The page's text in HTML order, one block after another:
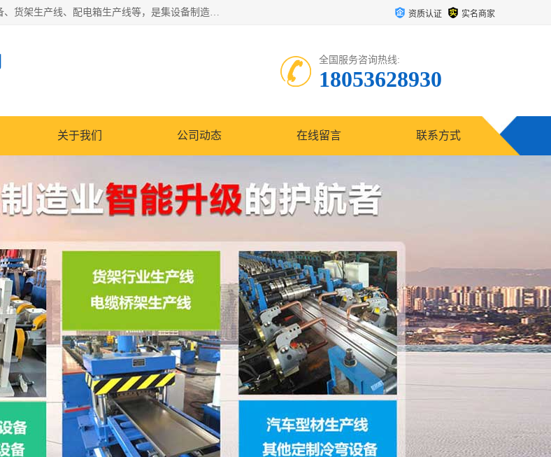
潍坊炜桦冷弯机械制造有限公司一直致力于配电箱自动生产线，消防箱生产设备、货架生产线、配电箱生产线等，是集设备制造、模具加工、技术开发于一体的综合性机械制造高科技民营企业。 资质认证 实名商家
全国服务咨询热线:
18053628930
关于我们 公司动态 在线留言 联系方式